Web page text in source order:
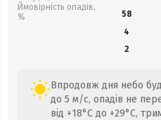
Ймовірність опадів,
%
58
4
2
Впродовж дня небо
до 5 м/с, опадів не
від +18°C до +29°C,